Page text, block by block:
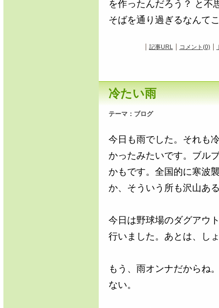
を作ったんだろう？ と不
そばを通り過ぎるなんて
記事URL コメント(0)
冷たい雨
テーマ： ブログ
今日も雨でした。それも
かったみたいです。ブル
かもです。全国的に寒波
か、そういう所も沢山あ
今日は野球場のダグアウ
行いました。あとは、し
もう、雨オンナだからね
ない。